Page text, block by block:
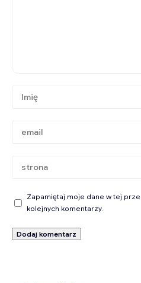
Zapamiętaj moje dane w tej
kolejnych komentarzy.